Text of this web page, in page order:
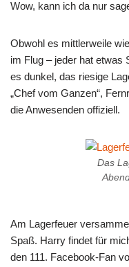
Wow, kann ich da nur
Obwohl es mittlerweile
im Flug – jeder hat etwas
es dunkel, das riesige
„Chef vom Ganzen“,
die Anwesenden offiziell.
Das
Am Lagerfeuer
Spaß. Harry findet für
den 111. Facebook-Fan